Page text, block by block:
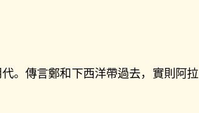
。傳言鄭和下西洋帶過去，實則阿拉